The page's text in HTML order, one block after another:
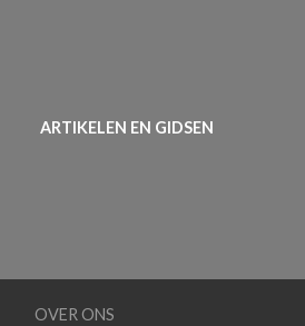
ARTIKELEN EN GIDSEN
OVER ONS